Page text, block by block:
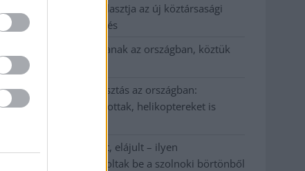
Napokon belül megválasztja az új köztársasági
elnököt az Országgyűlés
Kiterjedt tüzek pusztítanak az országban, köztük
Karcagon
Harmadfokú hőségriasztás az országban:
Szolnokon klímát javítottak, helikoptereket is
A zárkában rosszul lett, elájult – ilyen
körülményekről számoltak be a szolnoki börtönből